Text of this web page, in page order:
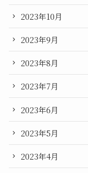
2023年10月
2023年9月
2023年8月
2023年7月
2023年6月
2023年5月
2023年4月